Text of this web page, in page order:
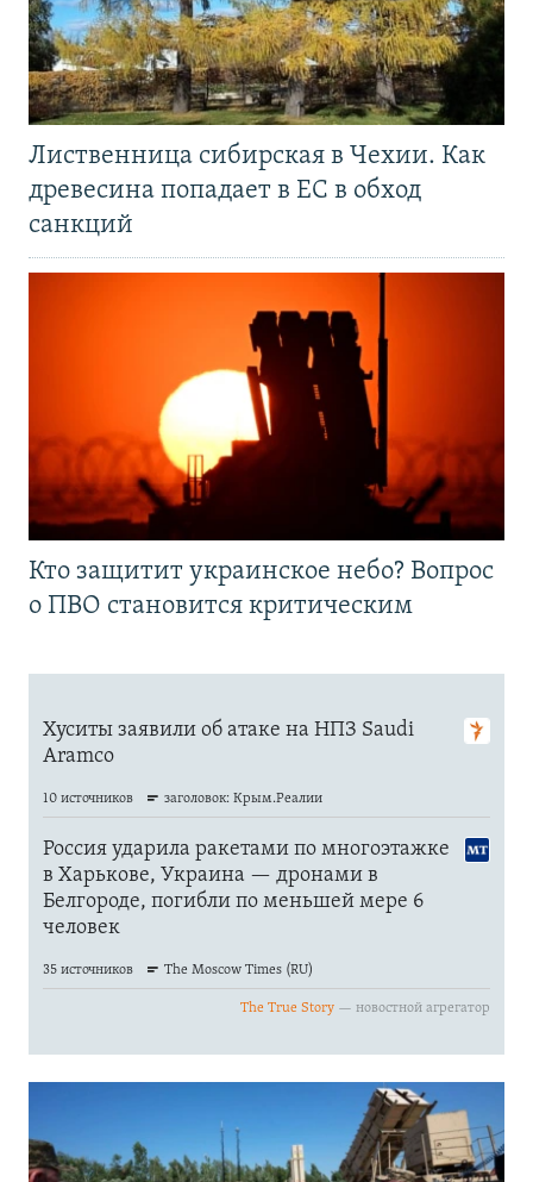
Лиственница сибирская в Чехии. Как
древесина попадает в ЕС в обход
санкций
Кто защитит украинское небо? Вопрос
о ПВО становится критическим